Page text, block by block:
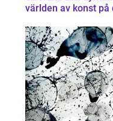
världen av konst på